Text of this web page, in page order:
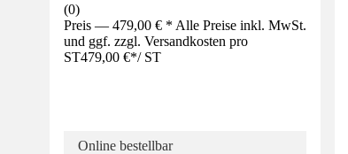
(0)
Preis — 479,00 € * Alle Preise inkl. MwSt.
und ggf. zzgl. Versandkosten pro
ST479,00 €*/ ST
Online bestellbar